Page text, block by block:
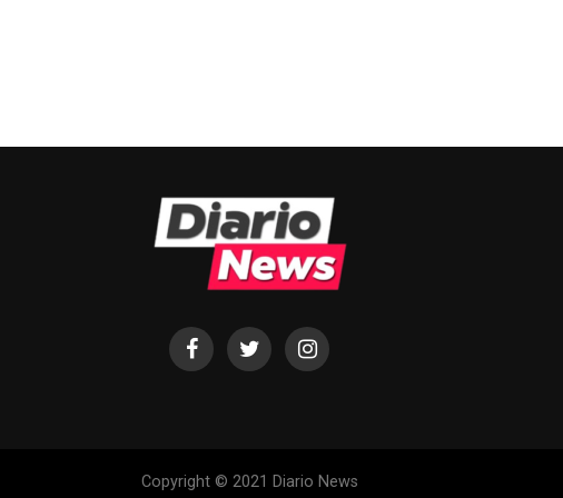
Copyright © 2021 Diario News